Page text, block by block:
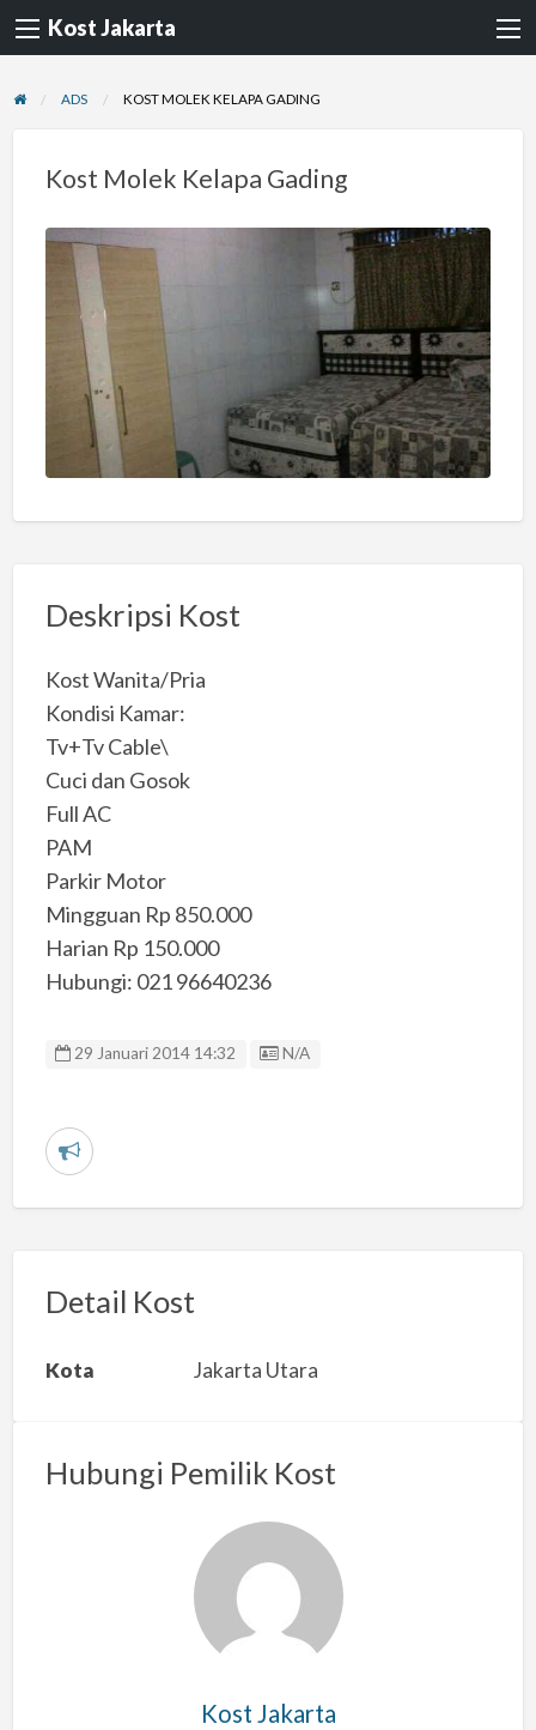
Kost Jakarta
ADS KOST MOLEK KELAPA GADING
Kost Molek Kelapa Gading
Deskripsi Kost
Kost Wanita/Pria
Kondisi Kamar:
Tv+Tv Cable\
Cuci dan Gosok
Full AC
PAM
Parkir Motor
Mingguan Rp 850.000
Harian Rp 150.000
Hubungi: 021 96640236
29 Januari 2014 14:32 Listing ID
N/A
L
r
a
s
Detail Kost
Kota Jakarta Utara
Hubungi Pemilik Kost
Kost Jakarta